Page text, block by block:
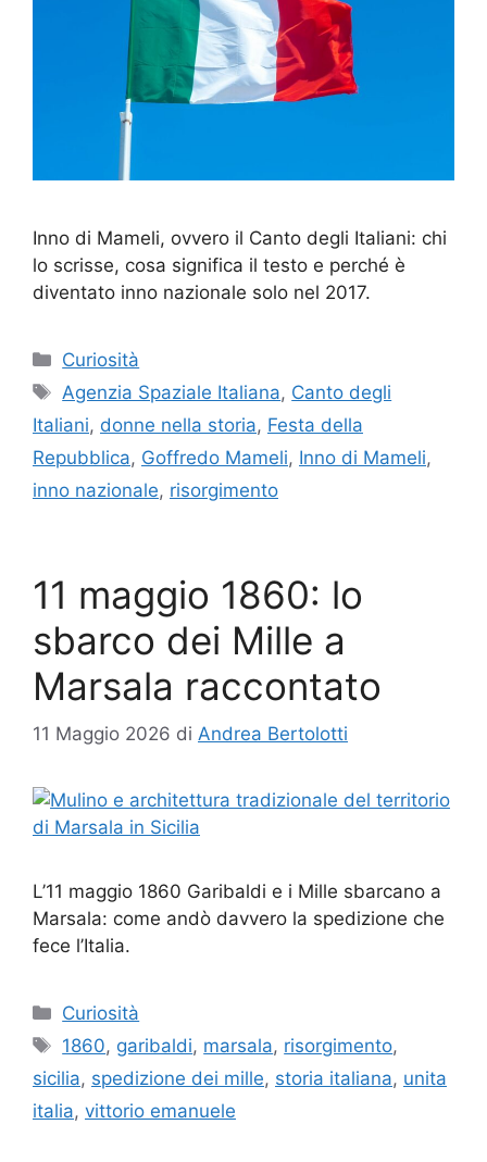
Inno di Mameli, ovvero il Canto degli Italiani: chi
lo scrisse, cosa significa il testo e perché è
diventato inno nazionale solo nel 2017.
Categorie
Curiosità
Tag
Agenzia Spaziale Italiana, Canto degli
Italiani, donne nella storia, Festa della
Repubblica, Goffredo Mameli, Inno di Mameli,
inno nazionale, risorgimento
11 maggio 1860: lo
sbarco dei Mille a
Marsala raccontato
11 Maggio 2026 di Andrea Bertolotti
L’11 maggio 1860 Garibaldi e i Mille sbarcano a
Marsala: come andò davvero la spedizione che
fece l’Italia.
Categorie
Curiosità
Tag
1860, garibaldi, marsala, risorgimento,
sicilia, spedizione dei mille, storia italiana, unita
italia, vittorio emanuele